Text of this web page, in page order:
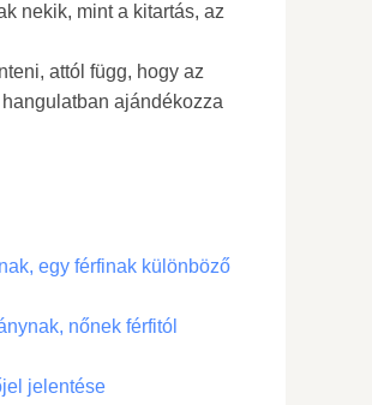
nekik, mint a kitartás, az
attól függ, hogy az
ajándékozza
egy férfinak különböző
nőnek férfitól
jelentése